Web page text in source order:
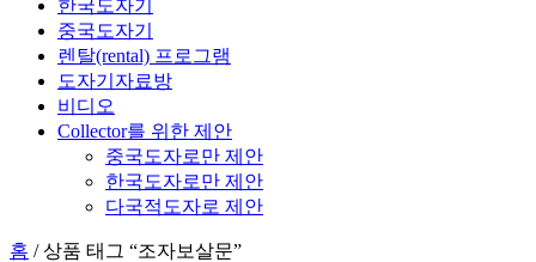
한국도자기
중국도자기
렌탈(rental) 프로그램
도자기자료방
비디오
Collector를 위한 제안
중국도자로만 제안
한국도자로만 제안
다국적도자로 제안
홈 / 상품 태그 “조자보살문”